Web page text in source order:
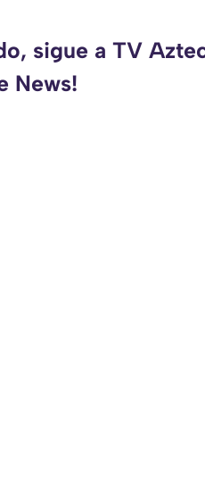
sigue a TV
News!